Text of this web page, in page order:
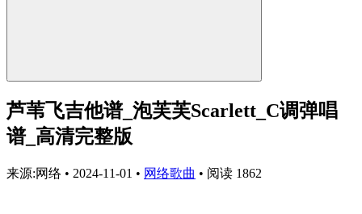
芦苇飞吉他谱_泡芙芙Scarlett_C调弹唱
谱_高清完整版
来源:网络 • 2024-11-01 • 网络歌曲 • 阅读 1862